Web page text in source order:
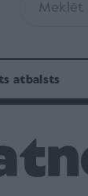
atbalsts